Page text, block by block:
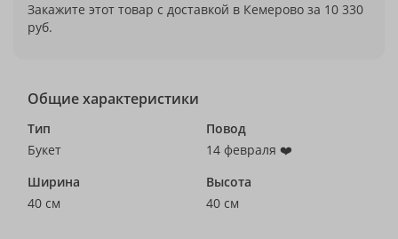
Закажите этот товар с доставкой в Кемерово за 10 330
руб.
Общие характеристики
Тип
Букет
Повод
14 февраля ❤️
Ширина
40 см
Высота
40 см